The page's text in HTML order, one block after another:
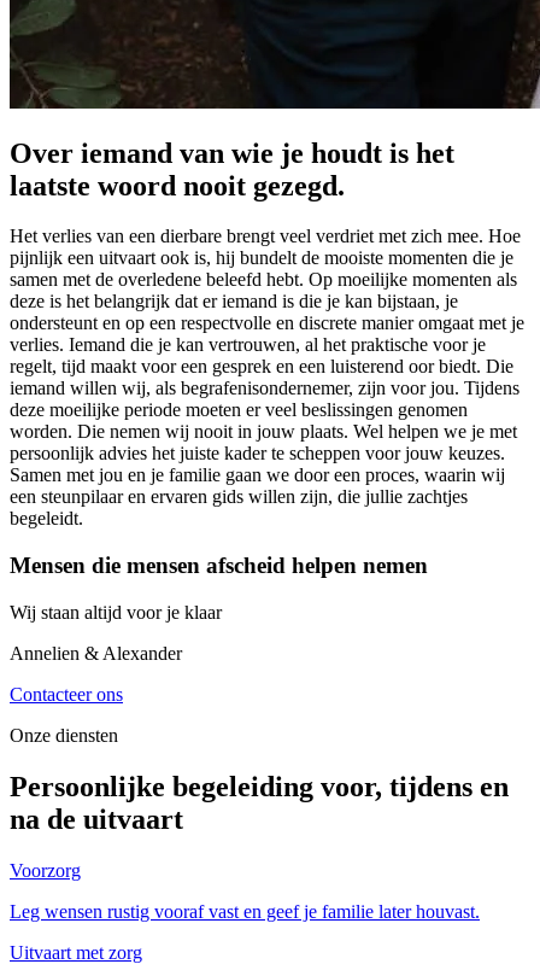
Over iemand van wie je houdt is het
laatste woord nooit gezegd.
Het verlies van een dierbare brengt veel verdriet met zich mee. Hoe
pijnlijk een uitvaart ook is, hij bundelt de mooiste momenten die je
samen met de overledene beleefd hebt. Op moeilijke momenten als
deze is het belangrijk dat er iemand is die je kan bijstaan, je
ondersteunt en op een respectvolle en discrete manier omgaat met je
verlies. Iemand die je kan vertrouwen, al het praktische voor je
regelt, tijd maakt voor een gesprek en een luisterend oor biedt. Die
iemand willen wij, als begrafenisondernemer, zijn voor jou. Tijdens
deze moeilijke periode moeten er veel beslissingen genomen
worden. Die nemen wij nooit in jouw plaats. Wel helpen we je met
persoonlijk advies het juiste kader te scheppen voor jouw keuzes.
Samen met jou en je familie gaan we door een proces, waarin wij
een steunpilaar en ervaren gids willen zijn, die jullie zachtjes
begeleidt.
Mensen die mensen afscheid helpen nemen
Wij staan altijd voor je klaar
Annelien & Alexander
Contacteer ons
Onze diensten
Persoonlijke begeleiding voor, tijdens en
na de uitvaart
Voorzorg
Leg wensen rustig vooraf vast en geef je familie later houvast.
Uitvaart met zorg